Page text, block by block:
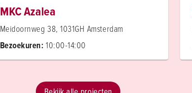
MKC Azalea
Meidoornweg 38, 1031GH Amsterdam
Bezoekuren: 10:00-14:00